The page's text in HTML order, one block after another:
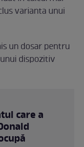
varianta unui
un dosar pentru
dispozitiv
care a